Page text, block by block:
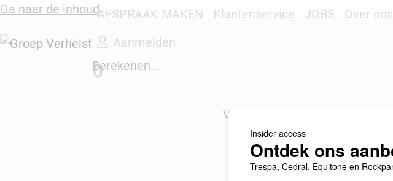
Ga naar de inhoudAFSPRAAK MAKEN Klantenservice JOBS Over ons
Aanmelden
0
Berekenen...
Veilig online betalen
PLATEN